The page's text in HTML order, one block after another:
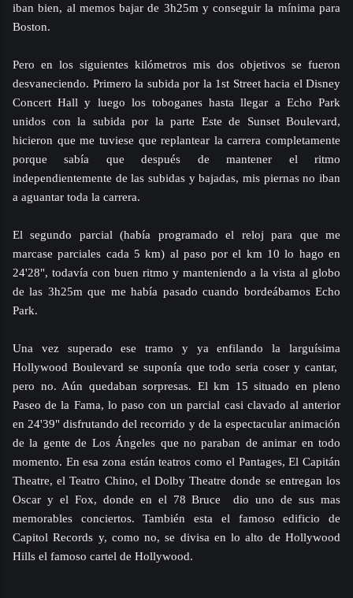
iban bien, al memos bajar de 3h25m y conseguir la mínima para
Boston.
Pero en los siguientes kilómetros mis dos objetivos se fueron
desvaneciendo. Primero la subida por la 1st Street hacia el Disney
Concert Hall y luego los toboganes hasta llegar a Echo Park
unidos con la subida por la parte Este de Sunset Boulevard,
hicieron que me tuviese que replantear la carrera completamente
porque sabía que después de mantener el ritmo
independientemente de las subidas y bajadas, mis piernas no iban
a aguantar toda la carrera.
El segundo parcial (había programado el reloj para que me
marcase parciales cada 5 km) al paso por el km 10 lo hago en
24'28", todavía con buen ritmo y manteniendo a la vista al globo
de las 3h25m que me había pasado cuando bordeábamos Echo
Park.
Una vez superado ese tramo y ya enfilando la larguísima
Hollywood Boulevard se suponía que todo seria coser y cantar,
pero no. Aún quedaban sorpresas. El km 15 situado en pleno
Paseo de la Fama, lo paso con un parcial casi clavado al anterior
en 24'39" disfrutando del recorrido y de la espectacular animación
de la gente de Los Ángeles que no paraban de animar en todo
momento. En esa zona están teatros como el Pantages, El Capitán
Theatre, el Teatro Chino, el Dolby Theatre donde se entregan los
Oscar y el Fox, donde en el 78 Bruce
dio uno de sus mas
memorables conciertos. También esta el famoso edificio de
Capitol Records y, como no, se divisa en lo alto de Hollywood
Hills el famoso cartel de Hollywood.